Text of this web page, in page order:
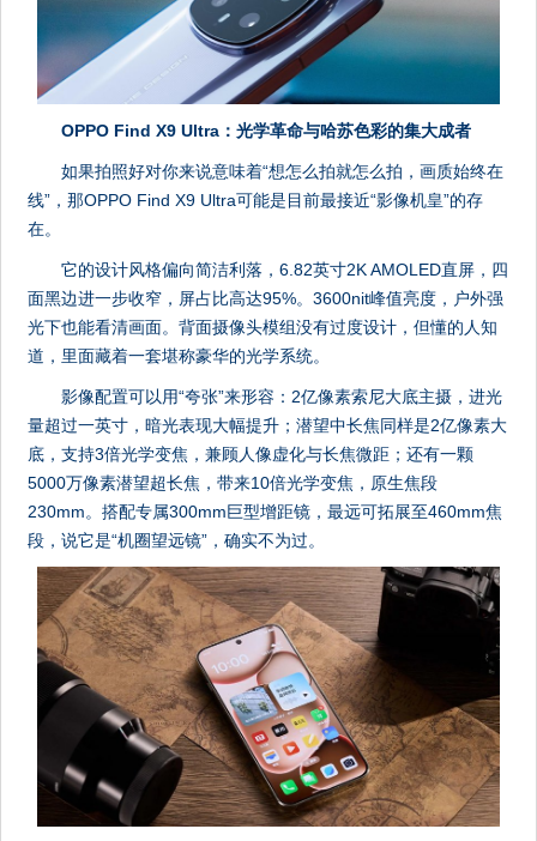
OPPO Find X9 Ultra：光学革命与哈苏色彩的集大成者
如果拍照好对你来说意味着“想怎么拍就怎么拍，画质始终在
线”，那OPPO Find X9 Ultra可能是目前最接近“影像机皇”的存
在。
它的设计风格偏向简洁利落，6.82英寸2K AMOLED直屏，四
面黑边进一步收窄，屏占比高达95%。3600nit峰值亮度，户外强
光下也能看清画面。背面摄像头模组没有过度设计，但懂的人知
道，里面藏着一套堪称豪华的光学系统。
影像配置可以用“夸张”来形容：2亿像素索尼大底主摄，进光
量超过一英寸，暗光表现大幅提升；潜望中长焦同样是2亿像素大
底，支持3倍光学变焦，兼顾人像虚化与长焦微距；还有一颗
5000万像素潜望超长焦，带来10倍光学变焦，原生焦段
230mm。搭配专属300mm巨型增距镜，最远可拓展至460mm焦
段，说它是“机圈望远镜”，确实不为过。